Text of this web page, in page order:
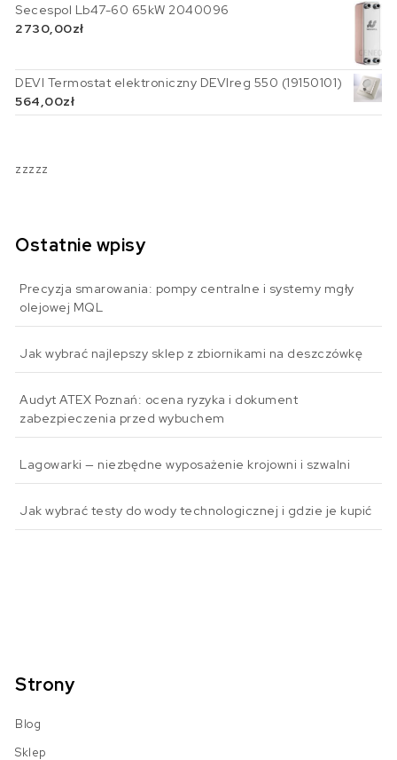
Secespol Lb47-60 65kW 2040096
2730,00zł
DEVI Termostat elektroniczny DEVIreg 550 (19150101)
564,00zł
zzzzz
Ostatnie wpisy
Precyzja smarowania: pompy centralne i systemy mgły
olejowej MQL
Jak wybrać najlepszy sklep z zbiornikami na deszczówkę
Audyt ATEX Poznań: ocena ryzyka i dokument
zabezpieczenia przed wybuchem
Lagowarki — niezbędne wyposażenie krojowni i szwalni
Jak wybrać testy do wody technologicznej i gdzie je kupić
Strony
Blog
Sklep